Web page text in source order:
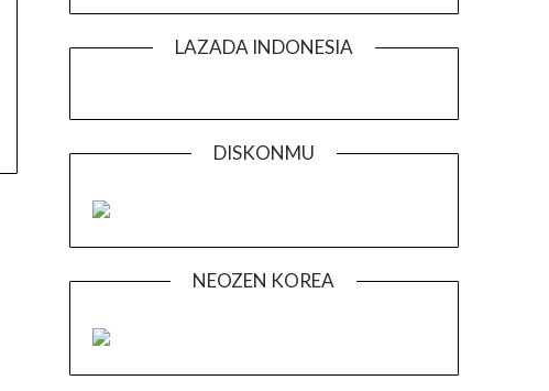
LAZADA INDONESIA
DISKONMU
NEOZEN KOREA